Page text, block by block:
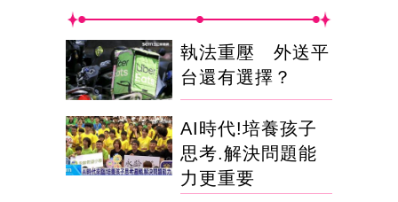
執法重壓 外送平
台還有選擇？
AI時代!培養孩子
思考.解決問題能
力更重要